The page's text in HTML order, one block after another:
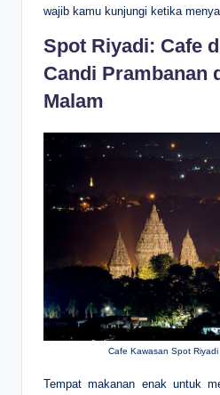
wajib kamu kunjungi ketika
Spot Riyadi: Cafe
Candi Prambanan
Malam
Cafe Kawasan Spot
Tempat makanan enak untuk